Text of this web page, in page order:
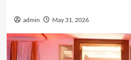
admin May 31, 2026